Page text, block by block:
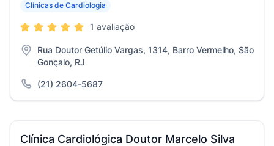
Clínicas de Cardiologia
1 avaliação
Rua Doutor Getúlio Vargas, 1314, Barro Vermelho, São
Gonçalo, RJ
(21) 2604-5687
Clínica Cardiológica Doutor Marcelo Silva